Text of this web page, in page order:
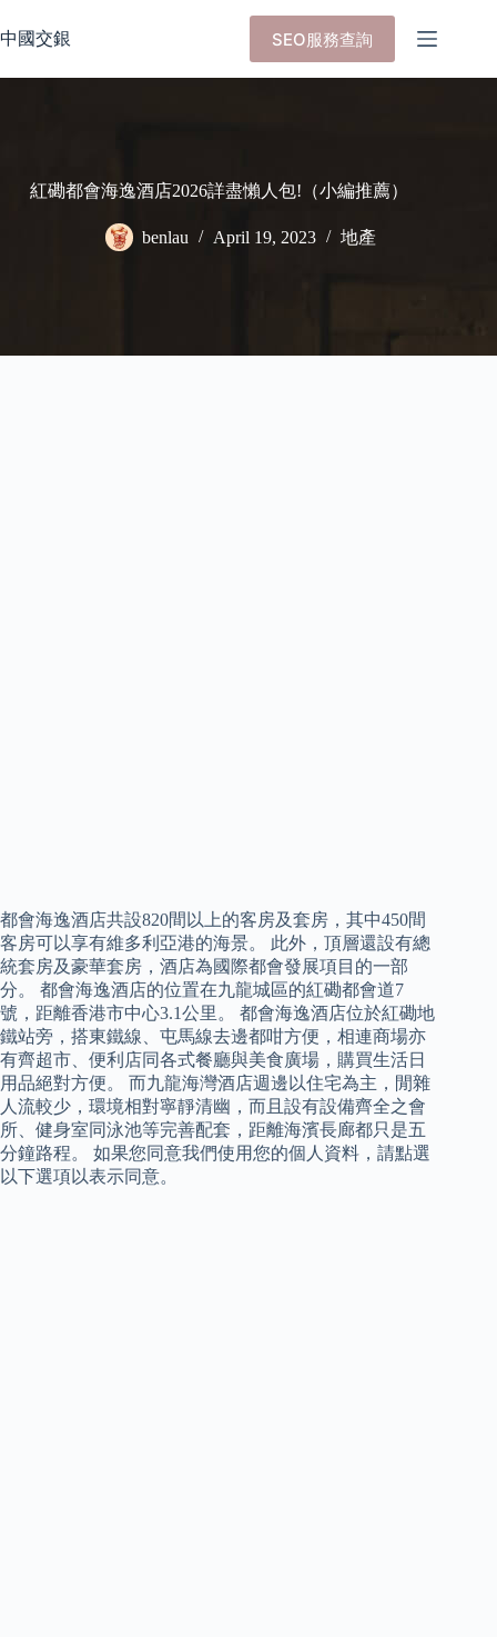
to
content
中國交銀 SEO服務查詢
紅磡都會海逸酒店2026詳盡懶人包!（小編推薦）
benlau April 19, 2023 地產
都會海逸酒店共設820間以上的客房及套房，其中450間
客房可以享有維多利亞港的海景。 此外，頂層還設有總
統套房及豪華套房，酒店為國際都會發展項目的一部
分。 都會海逸酒店的位置在九龍城區的紅磡都會道7
號，距離香港市中心3.1公里。 都會海逸酒店位於紅磡地
鐵站旁，搭東鐵線、屯馬線去邊都咁方便，相連商場亦
有齊超市、便利店同各式餐廳與美食廣場，購買生活日
用品絕對方便。 而九龍海灣酒店週邊以住宅為主，閒雜
人流較少，環境相對寧靜清幽，而且設有設備齊全之會
所、健身室同泳池等完善配套，距離海濱長廊都只是五
分鐘路程。 如果您同意我們使用您的個人資料，請點選
以下選項以表示同意。